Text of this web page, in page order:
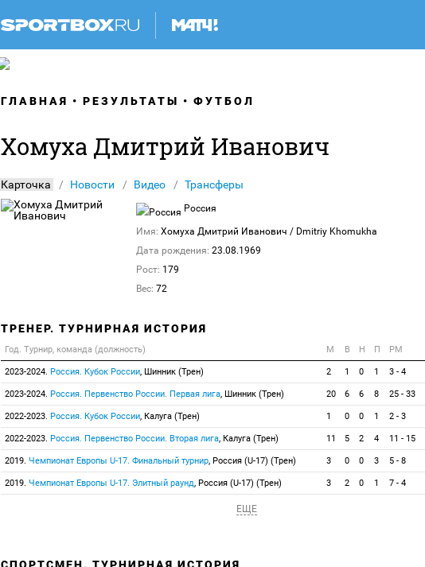
ГЛАВНАЯ РЕЗУЛЬТАТЫ ФУТБОЛ
Хомуха Дмитрий Иванович
Карточка Новости Видео Трансферы
Россия
Имя: Хомуха Дмитрий Иванович / Dmitriy Khomukha
Дата рождения: 23.08.1969
Рост: 179
Вес: 72
ТРЕНЕР. ТУРНИРНАЯ ИСТОРИЯ
Год. Турнир, команда (должность) М В Н П РМ
2023-2024. Россия. Кубок России, Шинник (Трен) 2 1 0 1 3 - 4
2023-2024. Россия. Первенство России. Первая лига, Шинник (Трен) 20 6 6 8 25 - 33
2022-2023. Россия. Кубок России, Калуга (Трен) 1 0 0 1 2 - 3
2022-2023. Россия. Первенство России. Вторая лига, Калуга (Трен) 11 5 2 4 11 - 15
2019. Чемпионат Европы U-17. Финальный турнир, Россия (U-17) (Трен) 3 0 0 3 5 - 8
2019. Чемпионат Европы U-17. Элитный раунд, Россия (U-17) (Трен) 3 2 0 1 7 - 4
ЕЩЕ